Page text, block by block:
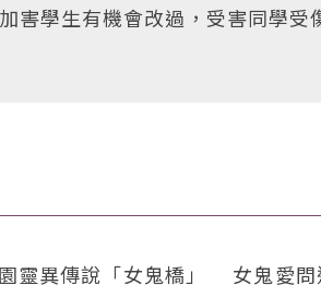
害學生有機會改過，受害同學受
靈異傳說「女鬼橋」 女鬼愛問